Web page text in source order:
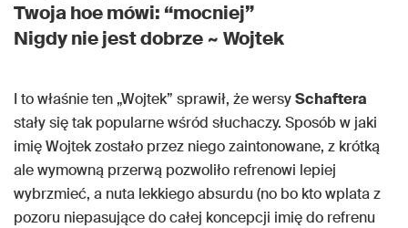
Twoja hoe mówi: “mocniej”
Nigdy nie jest dobrze ~ Wojtek
I to właśnie ten „Wojtek” sprawił, że wersySchaftera
stały się tak popularne wśród słuchaczy. Sposób w jaki
imię Wojtek zostało przez niego zaintonowane, z krótką
ale wymowną przerwą pozwoliło refrenowi lepiej
wybrzmieć, a nuta lekkiego absurdu (no bo kto wplata z
pozoru niepasujące do całej koncepcji imię do refrenu